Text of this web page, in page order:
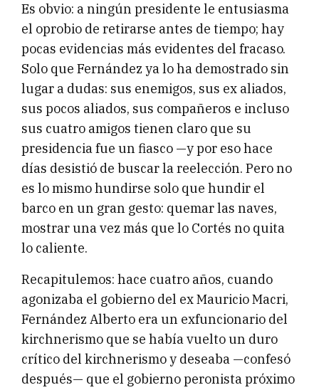
Es obvio: a ningún presidente le entusiasma
el oprobio de retirarse antes de tiempo; hay
pocas evidencias más evidentes del fracaso.
Solo que Fernández ya lo ha demostrado sin
lugar a dudas: sus enemigos, sus ex aliados,
sus pocos aliados, sus compañeros e incluso
sus cuatro amigos tienen claro que su
presidencia fue un fiasco —y por eso hace
días desistió de buscar la reelección. Pero no
es lo mismo hundirse solo que hundir el
barco en un gran gesto: quemar las naves,
mostrar una vez más que lo Cortés no quita
lo caliente.
Recapitulemos: hace cuatro años, cuando
agonizaba el gobierno del ex Mauricio Macri,
Fernández Alberto era un exfuncionario del
kirchnerismo que se había vuelto un duro
crítico del kirchnerismo y deseaba —confesó
después— que el gobierno peronista próximo